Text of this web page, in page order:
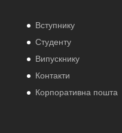
Вступнику
Студенту
Випускнику
Контакти
Корпоративна пошта